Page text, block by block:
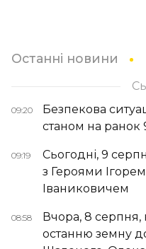
Останні новини
09:20
Безпекова
станом на ранок
09:19
Сьогодні, 9
з Героями
Іваниковичем
08:58
Вчора, 8
останню земну